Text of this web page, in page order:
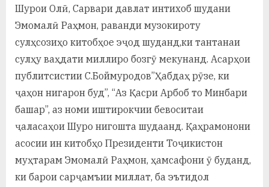
Шурои Олӣ, Сарвари давлат интихоб шудани
Эмомалӣ Раҳмон, раванди музокироту
сулҳсозиҳо китобҳое эҷод шуданд,ки тантанаи
сулҳу ваҳдати миллиро бозгӯ мекунанд. Асарҳои
публитсистии С.Боймуродов”Ҳабдаҳ рӯзе, ки
ҷаҳон нигарон буд”, “Аз Қасри Арбоб то Минбари
башар”, аз номи иштирокчии бевоситаи
ҷаласаҳои Шуро нигошта шудаанд. Қаҳрамонони
асосии ин китобҳо Президенти Тоҷикистон
муҳтарам Эмомалӣ Раҳмон, ҳамсафони ӯ буданд,
ки барои сарҷамъии миллат, ба эътидол